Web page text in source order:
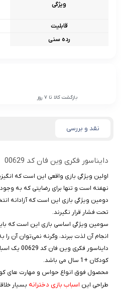
ویژگی
قابلیت
رده سنی
بازگشت کالا تا 7 روز
نقد و بررسی
دایناسور فکری وین فان کد 00629
اولین ویژگی بازی واقعی این است که
نهفته است و تنها برای رضایتی که به
دومین ویژگی بازی این است که آزادانه
تحت فشار قرار نگیرند.
سومین ویژگی اساسی بازی این است که
انجام آن لذت ببرند، وگرنه نمی‌توان آن را
دایناسور
کودکان +1 سال می باشد.
محصول فوق انواع حواس و مهارت های
طراحی این اسباب بازی دخترانه بسیار